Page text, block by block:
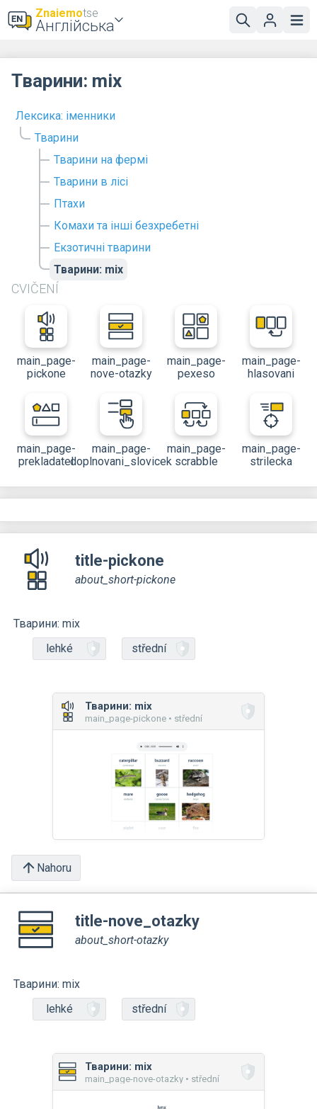
Znaiemotse
Англійська
Лексика: іменники
Тварини
Тварини на фермі
Тварини в лісі
Птахи
Комахи та інші безхребетні
Екзотичні тварини
Тварини: mix
CVIČENÍ
main_page-
pickone
main_page-
nove-otazky
main_page-
pexeso
main_page-
hlasovani
main_page-
prekladatel
main_page-
doplnovani_slovicek
main_page-
scrabble
main_page-
strilecka
Тварини: mix
title-pickone
about_short-pickone
Тварини: mix
lehké
střední
Тварини: mix
main_page-pickone • střední
Nahoru
title-nove_otazky
about_short-otazky
Тварини: mix
lehké
střední
Тварини: mix
main_page-nove-otazky • střední